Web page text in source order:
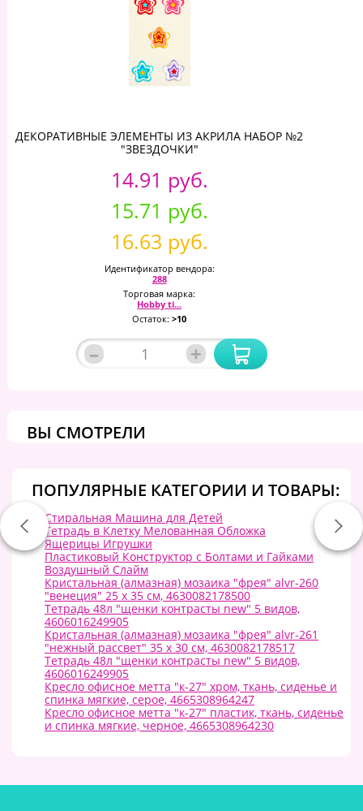
ДЕКОРАТИВНЫЕ ЭЛЕМЕНТЫ ИЗ АКРИЛА НАБОР №2
"ЗВЕЗДОЧКИ"
14.91 руб.
15.71 руб.
16.63 руб.
Идентификатор вендора:
288
Торговая марка:
Hobby ti...
Остаток: >10
– +
ВЫ СМОТРЕЛИ
ПОПУЛЯРНЫЕ КАТЕГОРИИ И ТОВАРЫ:
Стиральная Машина для Детей
Тетрадь в Клетку Мелованная Обложка
Ящерицы Игрушки
Пластиковый Конструктор с Болтами и Гайками
Воздушный Слайм
Кристальная (алмазная) мозаика "фрея" alvr-260
"венеция" 25 х 35 см, 4630082178500
Тетрадь 48л "щенки контрасты new" 5 видов,
4606016249905
Кристальная (алмазная) мозаика "фрея" alvr-261
"нежный рассвет" 35 х 30 см, 4630082178517
Тетрадь 48л "щенки контрасты new" 5 видов,
4606016249905
Кресло офисное метта "к-27" хром, ткань, сиденье и
спинка мягкие, серое, 4665308964247
Кресло офисное метта "к-27" пластик, ткань, сиденье
и спинка мягкие, черное, 4665308964230